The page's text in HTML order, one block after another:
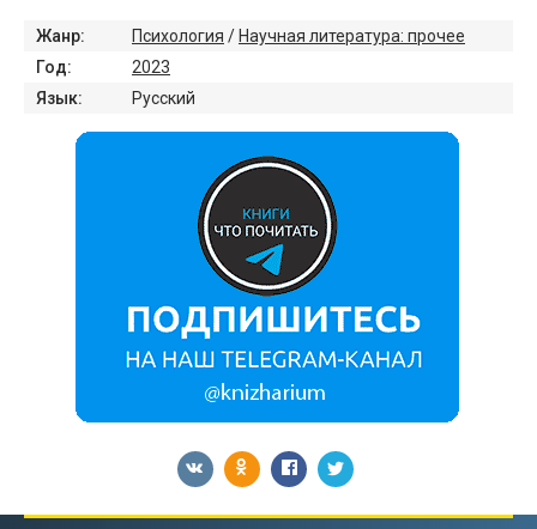
Жанр: Психология / Научная литература: прочее
Год:
2023
Язык:
Русский